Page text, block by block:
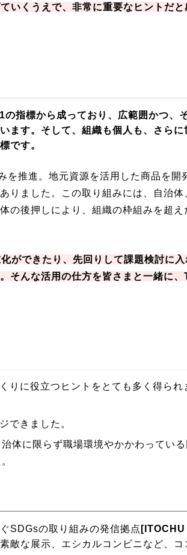
いくうえで、非常に重要なヒントだと
指標から成っており、広範囲かつ、
ます。そして、組織も個人も、さらに
です。
推進。地元資源を活用した商品を開
りました。この取り組みには、自治体
の後押しにより、組織の枠組みを超え
ができたり、先回りして課題検討に入
そんな活用の仕方を皆さまと一緒に、
りに役立つヒントをとても多く得られ
できました。
体に限らず職場環境やかかわってい
SDGsの取り組みの発信拠点 [ITOCHU
敵な展示、エシカルコンビニなど、コ